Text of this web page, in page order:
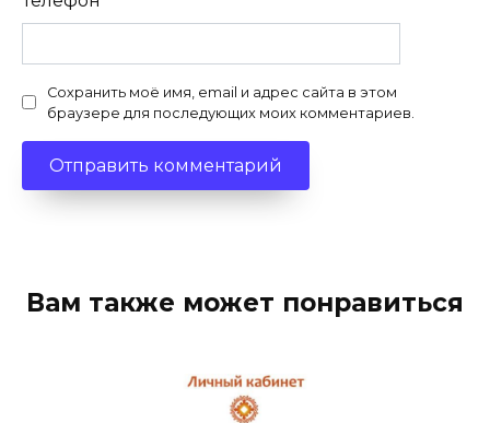
Сохранить моё имя, email и адрес сайта в этом
браузере для последующих моих комментариев.
Вам также может понравиться